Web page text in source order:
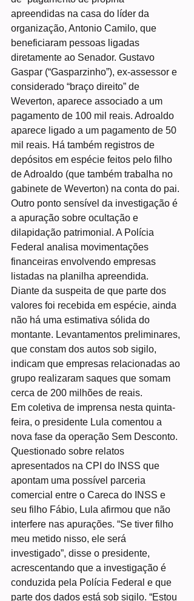
apreendidas na casa do líder da
organização, Antonio Camilo, que
beneficiaram pessoas ligadas
diretamente ao Senador. Gustavo
Gaspar (“Gasparzinho”), ex-assessor e
considerado “braço direito” de
Weverton, aparece associado a um
pagamento de 100 mil reais. Adroaldo
aparece ligado a um pagamento de 50
mil reais. Há também registros de
depósitos em espécie feitos pelo filho
de Adroaldo (que também trabalha no
gabinete de Weverton) na conta do pai.
Outro ponto sensível da investigação é
a apuração sobre ocultação e
dilapidação patrimonial. A Polícia
Federal analisa movimentações
financeiras envolvendo empresas
listadas na planilha apreendida.
Diante da suspeita de que parte dos
valores foi recebida em espécie, ainda
não há uma estimativa sólida do
montante. Levantamentos preliminares,
que constam dos autos sob sigilo,
indicam que empresas relacionadas ao
grupo realizaram saques que somam
cerca de 200 milhões de reais.
Em coletiva de imprensa nesta quinta-
feira, o presidente Lula comentou a
nova fase da operação Sem Desconto.
Questionado sobre relatos
apresentados na CPI do INSS que
apontam uma possível parceria
comercial entre o Careca do INSS e
seu filho Fábio, Lula afirmou que não
interfere nas apurações. “Se tiver filho
meu metido nisso, ele será
investigado”, disse o presidente,
acrescentando que a investigação é
conduzida pela Polícia Federal e que
parte dos dados está sob sigilo. “Estou